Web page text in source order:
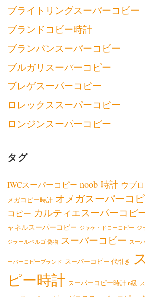
ブライトリングスーパーコピー
ブランドコピー時計
ブランパンスーパーコピー
ブルガリスーパーコピー
ブレゲスーパーコピー
ロレックススーパーコピー
ロンジンスーパーコピー
タグ
IWCスーパーコピー noob 時計 ウブ
メガコピー時計 オメガスーパーコ
コピー カルティエスーパーコピ
ャネルスーパーコピー ジャケ・ドローコピー ジ
ジラールペルゴ 偽物 スーパーコピー スー
ーパーコピーブランド スーパーコピー 代引き
ピー時計 スーパーコピー時計 n級